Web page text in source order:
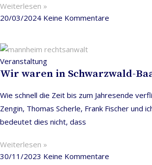
Weiterlesen »
20/03/2024 Keine Kommentare
Veranstaltung
Wir waren in Schwarzwald-
Wie schnell die Zeit bis zum Jahresende
Zengin, Thomas Scherle, Frank Fischer
bedeutet dies nicht, dass
Weiterlesen »
30/11/2023 Keine Kommentare